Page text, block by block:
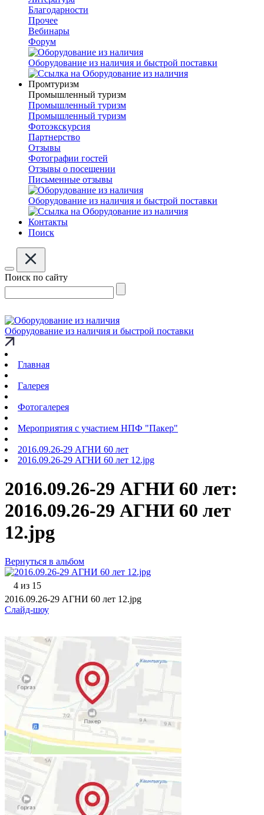
Благодарности
Прочее
Вебинары
Форум
Оборудование из наличия и быстрой поставки
Промтуризм
Промышленный туризм
Промышленный туризм
Промышленный туризм
Фотоэкскурсия
Партнерство
Отзывы
Фотографии гостей
Отзывы о посещении
Письменные отзывы
Оборудование из наличия и быстрой поставки
Контакты
Поиск
Поиск по сайту
Оборудование из наличия и быстрой поставки
Главная
Галерея
Фотогалерея
Мероприятия с участием НПФ "Пакер"
2016.09.26-29 АГНИ 60 лет
2016.09.26-29 АГНИ 60 лет 12.jpg
2016.09.26-29 АГНИ 60 лет:
2016.09.26-29 АГНИ 60 лет
12.jpg
Вернуться в альбом
4 из 15
2016.09.26-29 АГНИ 60 лет 12.jpg
Слайд-шоу